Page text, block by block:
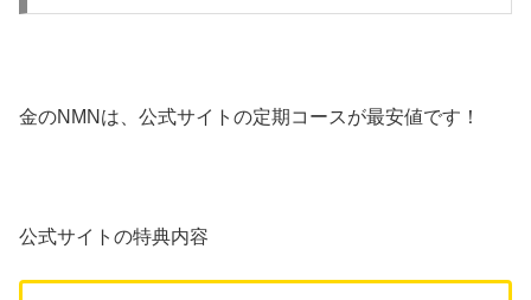
金のNMNは、公式サイトの定期コースが最安値です！
公式サイトの特典内容